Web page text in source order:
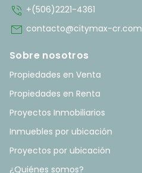
phone_in_talk +(506)2221-4361
mail contacto@citymax-cr.com
Sobre nosotros
Propiedades en Venta
Propiedades en Renta
Proyectos Inmobiliarios
Inmuebles por ubicación
Proyectos por ubicación
¿Quiénes somos?